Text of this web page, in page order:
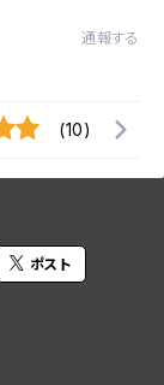
通報する
(10)
ポスト